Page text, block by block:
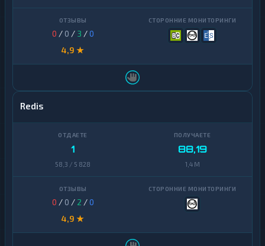
0 / 0 / 3 /0
4,9 ★
Redis
1
58,3 / 5 828
88,19
1,4 M
0 / 0 / 2 /0
4,9 ★